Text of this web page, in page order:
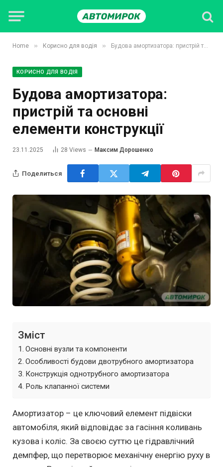
Home » Корисно для водія » Будова амортизатора: пристрій та основні елементи конструкції
КОРИСНО ДЛЯ ВОДІЯ
Будова амортизатора:
пристрій та основні
елементи конструкції
23.11.2025 28 Views Максим Дорошенко
Поделиться
Зміст
Основні вузли та компоненти
Особливості будови двотрубного амортизатора
Конструкція однотрубного амортизатора
Роль клапанної системи
Амортизатор – це ключовий елемент підвіски
автомобіля, який відповідає за гасіння коливань
кузова і коліс. За своєю суттю це гідравлічний
демпфер, що перетворює механічну енергію руху в